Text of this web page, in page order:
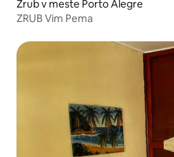
Zrub v meste Porto Alegre
ZRUB Vim Pema